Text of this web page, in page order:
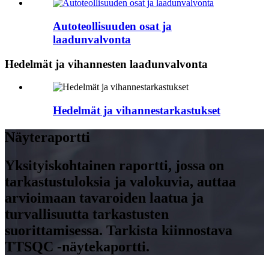
Autoteollisuuden osat ja
laadunvalvonta
Hedelmät ja vihannesten laadunvalvonta
Hedelmät ja vihannestarkastukset
Näyteraportti
Yksityiskohtainen raportti, jossa on
tarkastustuloksia ja valokuvia, auttaa
arvioimaan tavaroiden laatua ja
turvallisuutta tarkastusten
suorittamisessa. Tarkista kiinnostava
TTSQC -näytekaportti.